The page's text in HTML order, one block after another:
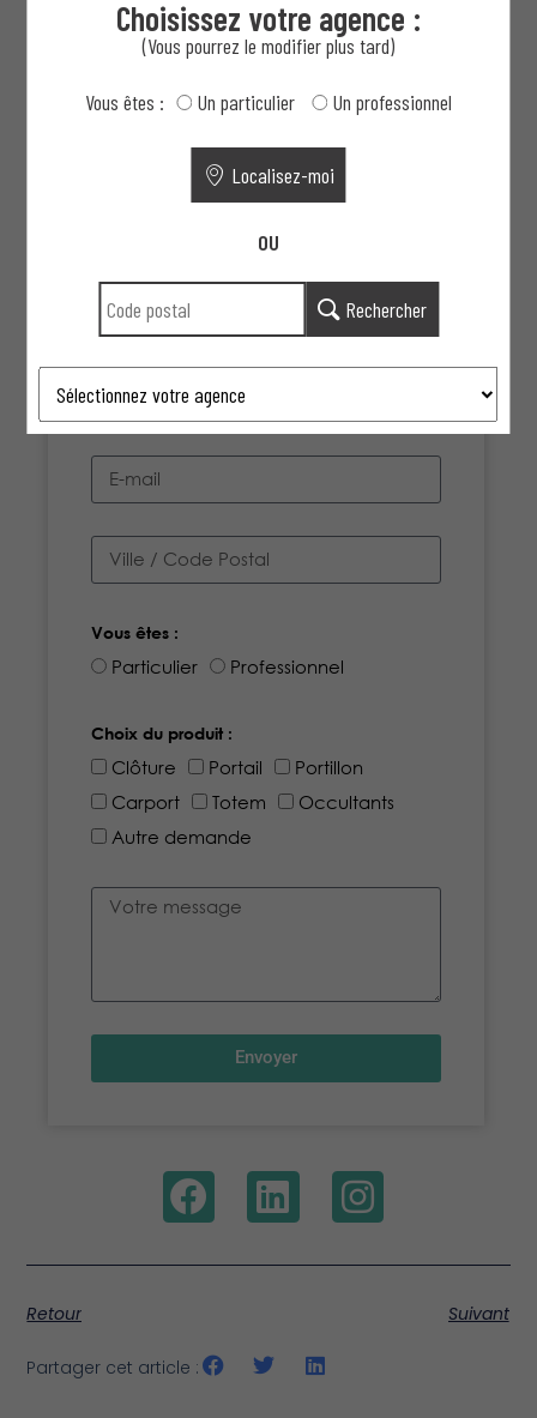
Demande de devis :
Vous êtes :
Particulier Professionnel
Choix du produit :
Clôture Portail
Portillon
Carport
Totem
Occultants
Autre demande
Envoyer
Retour Suivant
Partager cet article :
Choisissez votre agence :
(Vous pourrez le modifier plus tard)
Vous êtes : Un particulier Un professionnel
Localisez-moi
OU
Rechercher